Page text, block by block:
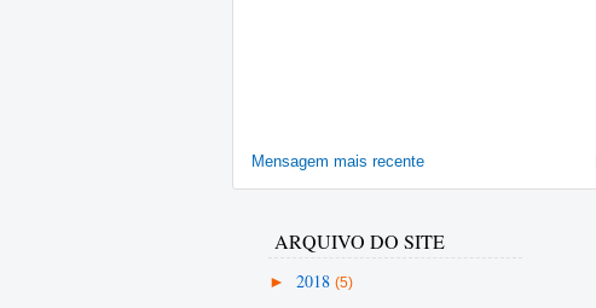
Mensagem mais recente
ARQUIVO DO SITE
► 2018 (5)